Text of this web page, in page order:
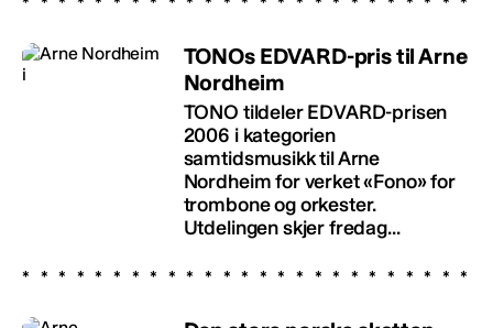
TONOs EDVARD-pris til Arne
Nordheim
TONO tildeler EDVARD-prisen
2006 i kategorien
samtidsmusikk til Arne
Nordheim for verket «Fono» for
trombone og orkester.
Utdelingen skjer fredag...